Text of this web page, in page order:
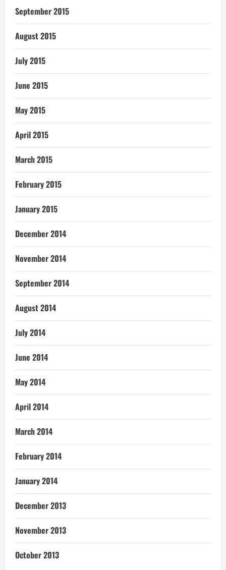
September 2015
August 2015
July 2015
June 2015
May 2015
April 2015
March 2015
February 2015
January 2015
December 2014
November 2014
September 2014
August 2014
July 2014
June 2014
May 2014
April 2014
March 2014
February 2014
January 2014
December 2013
November 2013
October 2013